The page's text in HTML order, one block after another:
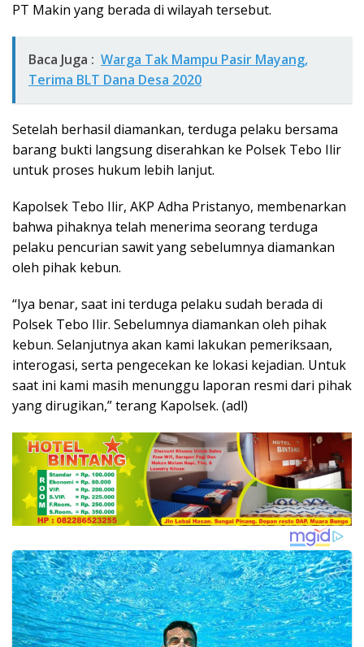
PT Makin yang berada di wilayah tersebut.
Baca Juga : Warga Tak Mampu Pasir Mayang,
Terima BLT Dana Desa 2020
Setelah berhasil diamankan, terduga pelaku bersama
barang bukti langsung diserahkan ke Polsek Tebo Ilir
untuk proses hukum lebih lanjut.
Kapolsek Tebo Ilir, AKP Adha Pristanyo, membenarkan
bahwa pihaknya telah menerima seorang terduga
pelaku pencurian sawit yang sebelumnya diamankan
oleh pihak kebun.
“Iya benar, saat ini terduga pelaku sudah berada di
Polsek Tebo Ilir. Sebelumnya diamankan oleh pihak
kebun. Selanjutnya akan kami lakukan pemeriksaan,
interogasi, serta pengecekan ke lokasi kejadian. Untuk
saat ini kami masih menunggu laporan resmi dari pihak
yang dirugikan,” terang Kapolsek. (adl)